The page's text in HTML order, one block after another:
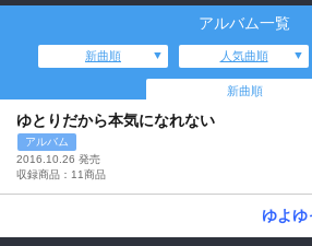
アルバム一覧
新曲順 人気曲順
新曲順
ゆとりだから本気になれない
アルバム
2016.10.26 発売
収録商品：11商品
ゆよゆ